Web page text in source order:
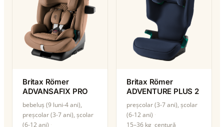
Britax Römer
ADVANSAFIX PRO
bebeluș (9 luni-4 ani),
preșcolar (3-7 ani), școlar
(6-12 ani)
Britax Römer
ADVENTURE PLUS 2
preșcolar (3-7 ani), școlar
(6-12 ani)
15–36 kg centură